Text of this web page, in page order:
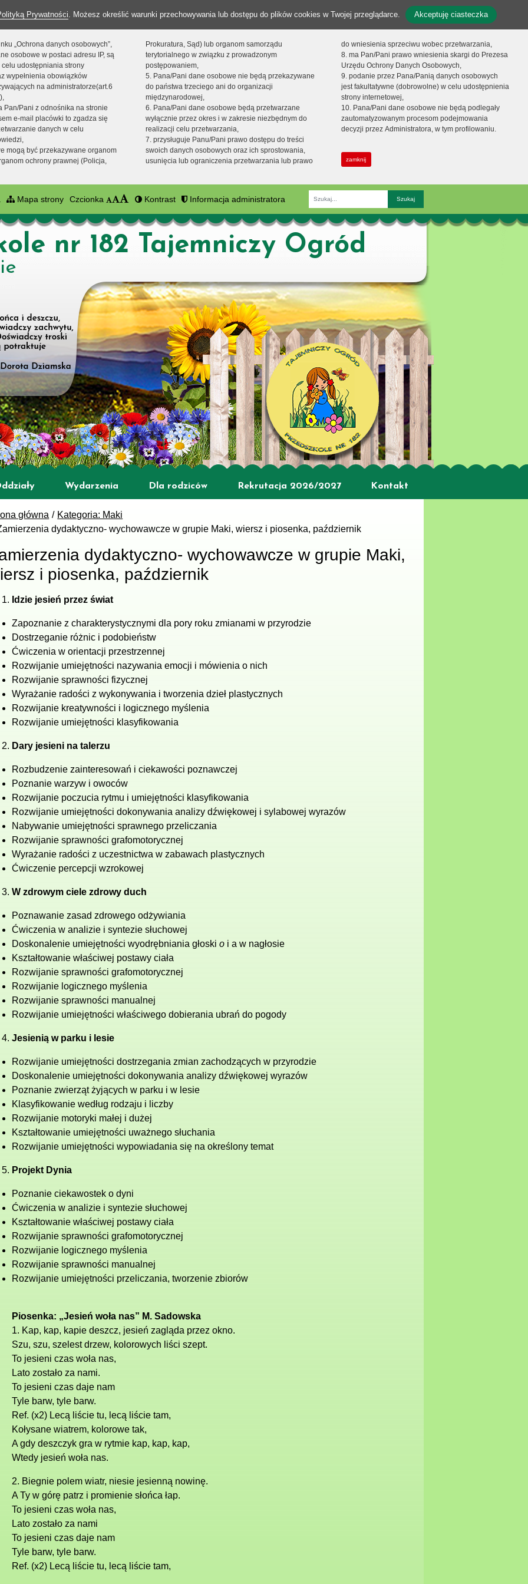
Prywatności. Możesz określić warunki przechowywania lub dostępu do plików cookies w Twojej przeglądarce. Akceptuję ciasteczka
„Ochrona danych osobowych”,
osobowe w postaci adresu IP, są
udostępniania strony
wypełnienia obowiązków
na administratorze(art.6
Pan/Pani z odnośnika na stronie
e-mail placówki to zgadza się
danych w celu
mogą być przekazywane organom
ochrony prawnej (Policja,
Prokuratura, Sąd) lub organom samorządu
terytorialnego w związku z prowadzonym
postępowaniem,
5. Pana/Pani dane osobowe nie będą przekazywane
do państwa trzeciego ani do organizacji
międzynarodowej,
6. Pana/Pani dane osobowe będą przetwarzane
wyłącznie przez okres i w zakresie niezbędnym do
realizacji celu przetwarzania,
7. przysługuje Panu/Pani prawo dostępu do treści
swoich danych osobowych oraz ich sprostowania,
usunięcia lub ograniczenia przetwarzania lub prawo
do wniesienia sprzeciwu wobec przetwarzania,
8. ma Pan/Pani prawo wniesienia skargi do Prezesa
Urzędu Ochrony Danych Osobowych,
9. podanie przez Pana/Panią danych osobowych
jest fakultatywne (dobrowolne) w celu udostępnienia
strony internetowej,
10. Pana/Pani dane osobowe nie będą podlegały
zautomatyzowanym procesom podejmowania
decyzji przez Administratora, w tym profilowaniu.
zamknij
Mapa strony Czcionka Kontrast Informacja administratora
Fraza
nr 182 Tajemniczy Ogród
Wydarzenia Dla rodziców Rekrutacja 2026/2027 Kontakt
główna
Kategoria: Maki
dydaktyczno- wychowawcze w grupie Maki, wiersz i piosenka, październik
dydaktyczno- wychowawcze w grupie Maki,
i piosenka, październik
Idzie jesień przez świat
Zapoznanie z charakterystycznymi dla pory roku zmianami w przyrodzie
Dostrzeganie różnic i podobieństw
Ćwiczenia w orientacji przestrzennej
Rozwijanie umiejętności nazywania emocji i mówienia o nich
Rozwijanie sprawności fizycznej
Wyrażanie radości z wykonywania i tworzenia dzieł plastycznych
Rozwijanie kreatywności i logicznego myślenia
Rozwijanie umiejętności klasyfikowania
Dary jesieni na talerzu
Rozbudzenie zainteresowań i ciekawości poznawczej
Poznanie warzyw i owoców
Rozwijanie poczucia rytmu i umiejętności klasyfikowania
Rozwijanie umiejętności dokonywania analizy dźwiękowej i sylabowej wyrazów
Nabywanie umiejętności sprawnego przeliczania
Rozwijanie sprawności grafomotorycznej
Wyrażanie radości z uczestnictwa w zabawach plastycznych
Ćwiczenie percepcji wzrokowej
W zdrowym ciele zdrowy duch
Poznawanie zasad zdrowego odżywiania
Ćwiczenia w analizie i syntezie słuchowej
Doskonalenie umiejętności wyodrębniania głoskio i a w nagłosie
Kształtowanie właściwej postawy ciała
Rozwijanie sprawności grafomotorycznej
Rozwijanie logicznego myślenia
Rozwijanie sprawności manualnej
Rozwijanie umiejętności właściwego dobierania ubrań do pogody
Jesienią w parku i lesie
Rozwijanie umiejętności dostrzegania zmian zachodzących w przyrodzie
Doskonalenie umiejętności dokonywania analizy dźwiękowej wyrazów
Poznanie zwierząt żyjących w parku i w lesie
Klasyfikowanie według rodzaju i liczby
Rozwijanie motoryki małej i dużej
Kształtowanie umiejętności uważnego słuchania
Rozwijanie umiejętności wypowiadania się na określony temat
Projekt Dynia
Poznanie ciekawostek o dyni
Ćwiczenia w analizie i syntezie słuchowej
Kształtowanie właściwej postawy ciała
Rozwijanie sprawności grafomotorycznej
Rozwijanie logicznego myślenia
Rozwijanie sprawności manualnej
Rozwijanie umiejętności przeliczania, tworzenie zbiorów
Piosenka: „Jesień woła nas” M. Sadowska
1. Kap, kap, kapie deszcz, jesień zagląda przez okno.
Szu, szu, szelest drzew, kolorowych liści szept.
To jesieni czas woła nas,
Lato zostało za nami.
To jesieni czas daje nam
Tyle barw, tyle barw.
Ref. (x2) Lecą liście tu, lecą liście tam,
Kołysane wiatrem, kolorowe tak,
A gdy deszczyk gra w rytmie kap, kap, kap,
Wtedy jesień woła nas.
2. Biegnie polem wiatr, niesie jesienną nowinę.
A Ty w górę patrz i promienie słońca łap.
To jesieni czas woła nas,
Lato zostało za nami
To jesieni czas daje nam
Tyle barw, tyle barw.
Ref. (x2) Lecą liście tu, lecą liście tam,